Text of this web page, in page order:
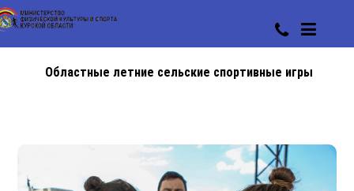
Областные летние сельские спортивные игры